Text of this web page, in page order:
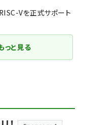
Vを正式サポート
っと見る